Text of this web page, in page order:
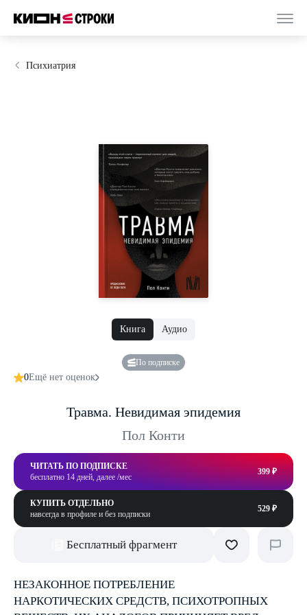
Психиатрия
Книга Аудио
По подписке
0Ещё нет оценок
Травма. Невидимая эпидемия
Пол Конти
ЧИТАТЬ ПО ПОДПИСКЕ
бесплатно 14 дней, далее /мес
399 ₽
КУПИТЬ ОТДЕЛЬНО
навсегда в профиле и без подписки
529 ₽
Бесплатный фрагмент
НЕЗАКОННОЕ ПОТРЕБЛЕНИЕ
НАРКОТИЧЕСКИХ СРЕДСТВ, ПСИХОТРОПНЫХ